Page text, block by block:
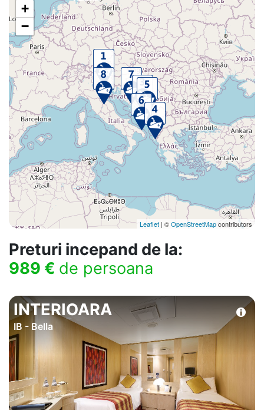
+
−
Leaflet | ©OpenStreetMapcontributors
Preturi incepand de la:
989 € de persoana
INTERIOARA
IB - Bella